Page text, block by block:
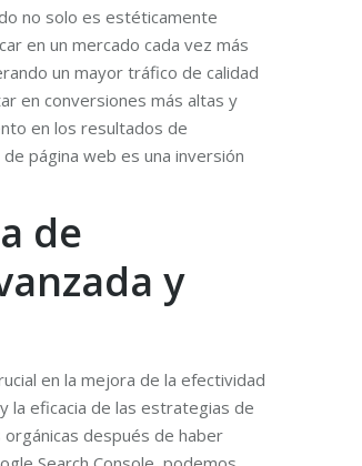
no solo es estéticamente
en un mercado cada vez más
un mayor tráfico de calidad
en conversiones más altas y
en los resultados de
página web es una inversión
de
y
en la mejora de la efectividad
la eficacia de las estrategias de
después de haber